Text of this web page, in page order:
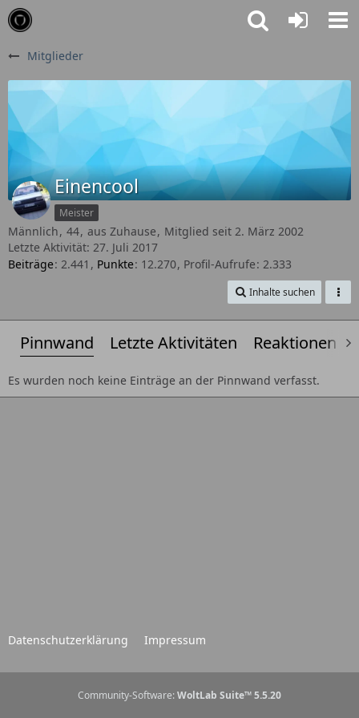
Mitglieder
Einencool
Meister
Männlich 44 aus Zuhause
Mitglied seit 2. März 2002
Letzte Aktivität: 27. Juli 2017
Beiträge 2.441 Punkte 12.270 Profil-Aufrufe 2.333
Inhalte suchen
Pinnwand Letzte Aktivitäten Reaktionen
Es wurden noch keine Einträge an der Pinnwand verfasst.
Datenschutzerklärung Impressum
Community-Software: WoltLab Suite™ 5.5.20